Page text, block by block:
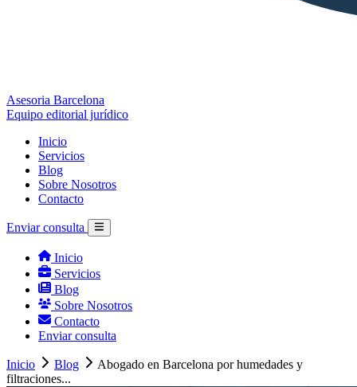
Asesoria Barcelona
Equipo editorial jurídico
Inicio
Servicios
Blog
Sobre Nosotros
Contacto
Enviar consulta
Inicio
Servicios
Blog
Sobre Nosotros
Contacto
Enviar consulta
Inicio Blog
Abogado en Barcelona por humedades y
filtraciones...